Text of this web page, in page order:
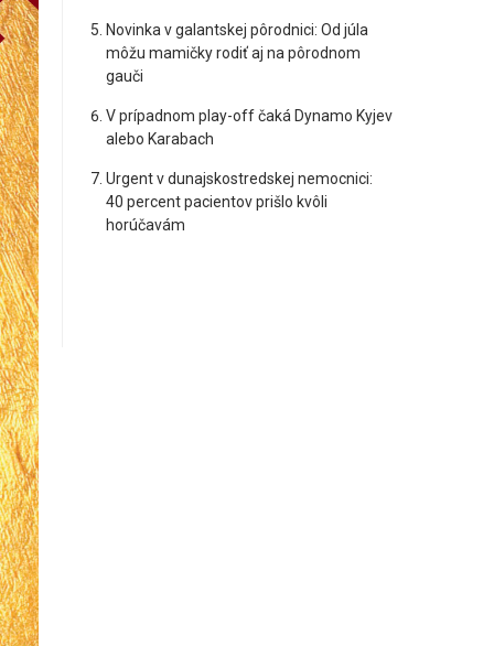
Novinka v galantskej pôrodnici: Od júla
môžu mamičky rodiť aj na pôrodnom
gauči
V prípadnom play-off čaká Dynamo Kyjev
alebo Karabach
Urgent v dunajskostredskej nemocnici:
40 percent pacientov prišlo kvôli
horúčavám